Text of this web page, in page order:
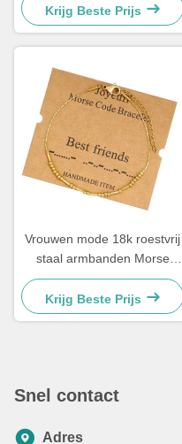
vrouwenarmband
Krijg Beste Prijs
Vrouwen mode 18k roestvrij
staal armbanden Morse
code armband 21,5cm
Krijg Beste Prijs
Snel contact
Adres